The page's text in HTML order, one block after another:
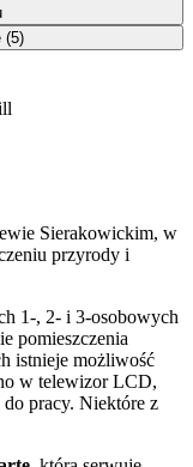
Sierakowickim, w
przyrody i
1-, 2- i 3-osobowych
pomieszczenia
istnieje możliwość
w telewizor LCD,
pracy. Niektóre z
(5)